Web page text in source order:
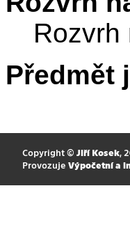
Rozvrh
Předmět
Copyright © Jiří Kosek,
Provozuje Výpočetní a